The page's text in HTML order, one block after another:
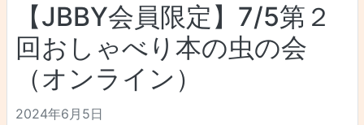
【JBBY会員限定】7/5第２
回おしゃべり本の虫の会
（オンライン）
2024年6月5日